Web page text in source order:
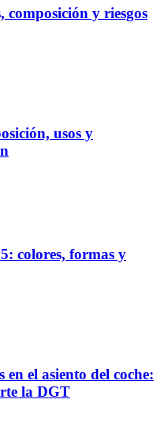
composición y riesgos
usos y
colores, formas y
el asiento del coche:
la DGT